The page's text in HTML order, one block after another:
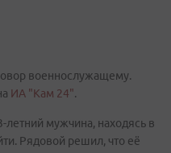
военнослужащему.
ИА "Кам 24".
мужчина, находясь в
Рядовой решил, что её